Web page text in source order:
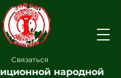
Связаться
народной